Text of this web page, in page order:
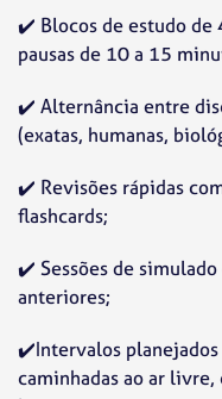
✔️ Blocos de estudo
pausas de 10 a 15
✔️ Alternância entre
(exatas, humanas,
✔️ Revisões rápidas
flashcards;
✔️ Sessões de
anteriores;
✔️Intervalos
caminhadas ao ar